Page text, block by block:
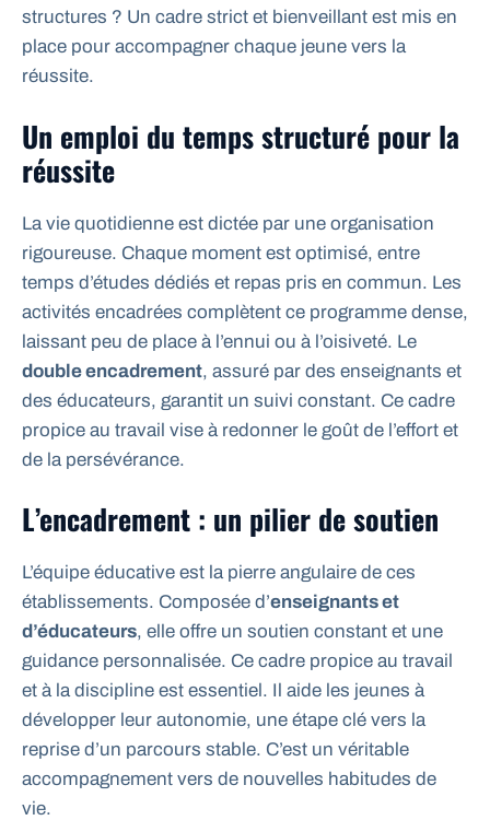
structures ? Un cadre strict et bienveillant est mis en
place pour accompagner chaque jeune vers la
réussite.
Un emploi du temps structuré pour la
réussite
La vie quotidienne est dictée par une organisation
rigoureuse. Chaque moment est optimisé, entre
temps d’études dédiés et repas pris en commun. Les
activités encadrées complètent ce programme dense,
laissant peu de place à l’ennui ou à l’oisiveté. Le
double encadrement, assuré par des enseignants et
des éducateurs, garantit un suivi constant. Ce cadre
propice au travail vise à redonner le goût de l’effort et
de la persévérance.
L’encadrement : un pilier de soutien
L’équipe éducative est la pierre angulaire de ces
établissements. Composée d’enseignants et
d’éducateurs, elle offre un soutien constant et une
guidance personnalisée. Ce cadre propice au travail
et à la discipline est essentiel. Il aide les jeunes à
développer leur autonomie, une étape clé vers la
reprise d’un parcours stable. C’est un véritable
accompagnement vers de nouvelles habitudes de
vie.